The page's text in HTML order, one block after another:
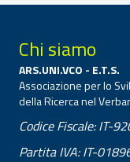
Chi siamo
ARS.UNI.VCO - E.T.S.
Associazione per lo
della Ricerca nel
Codice Fiscale: IT-
Partita IVA: IT-